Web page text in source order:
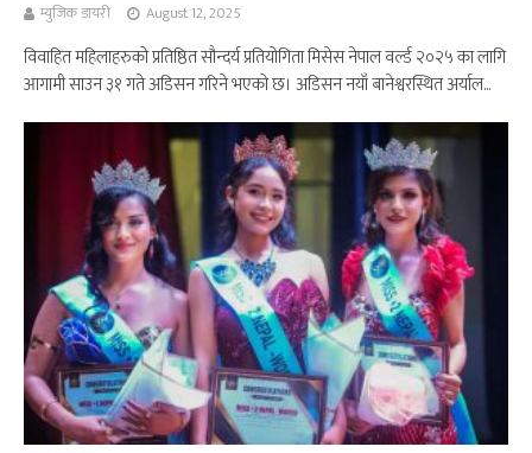
म्युजिक डायरी August 12, 2025
विवाहित महिलाहरुको प्रतिष्ठित सौन्दर्य प्रतियोगिता मिसेस नेपाल वर्ल्ड २०२५ का लागि
आगामी साउन ३१ गते अडिसन गरिने भएको छ। अडिसन नयाँ बानेश्वरस्थित अर्याल...